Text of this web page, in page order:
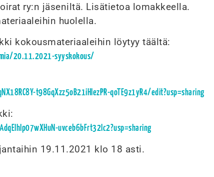
ry:n jäseniltä. Lisätietoa lomakkeella.
huolella.
kokousmateriaaleihin löytyy täältä:
20.11.2021-syyskokous/
t98GqXzz5oB21iHIezPR-qoTE9z1yR4/edit?usp=sharing
uvceb6bFrt32Ic2?usp=sharing
19.11.2021 klo 18 asti.